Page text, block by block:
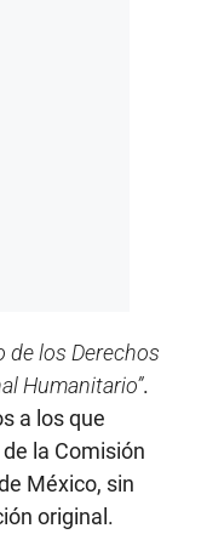
de los Derechos
Humanitario”.
a los que
la Comisión
México, sin
original.